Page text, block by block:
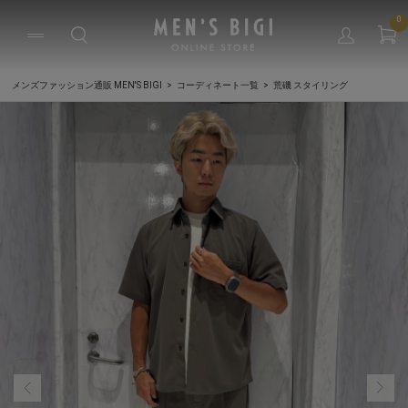
0
メンズファッション通販 MEN'S BIGI コーディネート一覧 荒磯 スタイリング